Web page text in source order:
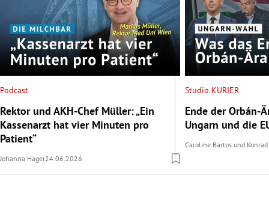
Podcast
Rektor und AKH-Chef Müller: „Ein
Kassenarzt hat vier Minuten pro
Patient“
Johanna Hager24.06.2026
Studio KURIER
Ende der Orbán-
Ungarn und die
Caroline Bartos und